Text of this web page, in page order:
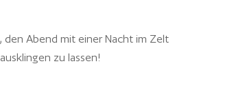
den Abend mit einer Nacht im Zelt
zu lassen!